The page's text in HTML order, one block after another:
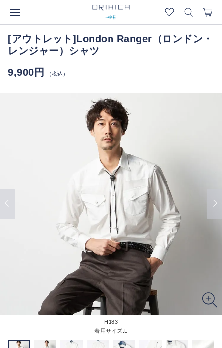
[アウトレット]London Ranger（ロンドン・
レンジャー）シャツ
9,900円
（税込）
H183
着用サイズ:L